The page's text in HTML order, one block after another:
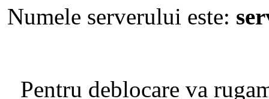
Numele serverului este:
Pentru deblocare va